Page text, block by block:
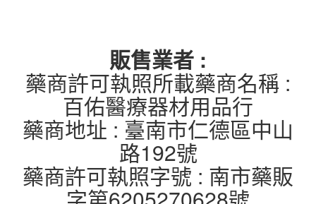
販售業者 :
藥商許可執照所載藥商名稱 :
百佑醫療器材用品行
藥商地址 : 臺南市仁德區中山
路192號
藥商許可執照字號 : 南市藥販